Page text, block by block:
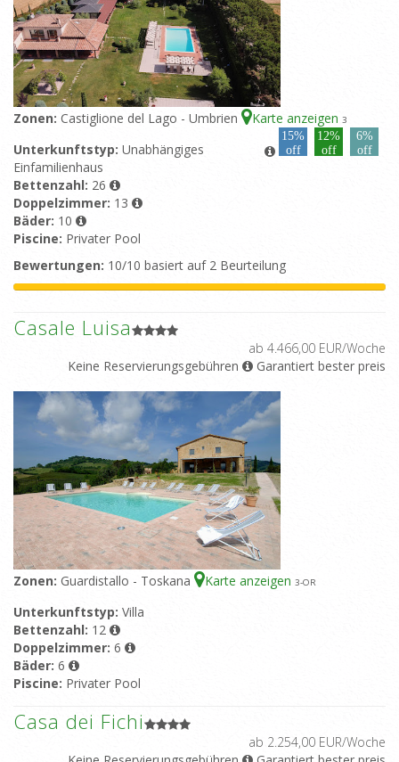
Zonen: Castiglione del Lago - Umbrien Karte anzeigen 3
15%
off
12%
off
6%
off
Unterkunftstyp: Unabhängiges
Einfamilienhaus
Bettenzahl: 26
Doppelzimmer: 13
Bäder: 10
Piscine: Privater Pool
Bewertungen: 10/10 basiert auf 2 Beurteilung
Casale Luisa
ab 4.466,00 EUR/Woche
Keine Reservierungsgebühren
Garantiert bester preis
Zonen: Guardistallo - Toskana Karte anzeigen 3-OR
Unterkunftstyp: Villa
Bettenzahl: 12
Doppelzimmer: 6
Bäder: 6
Piscine: Privater Pool
Casa dei Fichi
ab 2.254,00 EUR/Woche